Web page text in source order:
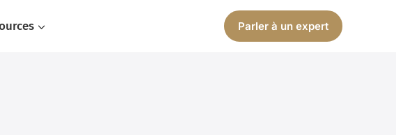
3 Parler à un expert